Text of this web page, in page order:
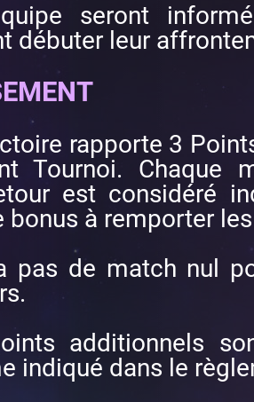
seront
débuter leur
rapporte 3
Tournoi. Chaque
est considéré
bonus à remporter
pas de match nul
additionnels
indiqué dans le